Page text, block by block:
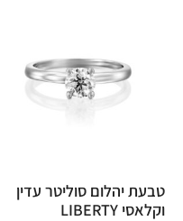
טבעת יהלום סוליטר עדין
וקלאסי LIBERTY